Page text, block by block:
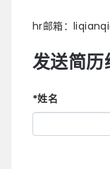
hr邮箱：
发送简历
*姓名